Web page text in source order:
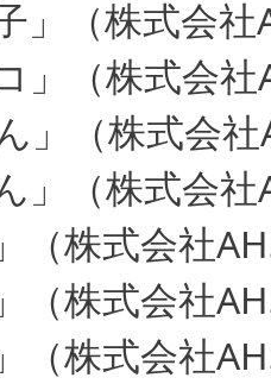
」（株式会
」（株式会
」（株式会
」（株式会
（株式会社
（株式会社
（株式会社